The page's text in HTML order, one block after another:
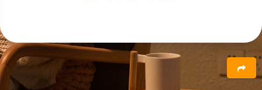
夜间模式
Serif